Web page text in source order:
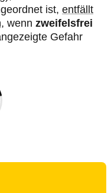
ist, entfällt
, wenn zweifelsfrei
Gefahr